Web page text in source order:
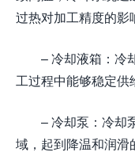
过热对加工精度的影
– 冷却液箱：冷
工过程中能够稳定供
– 冷却泵：冷却
域，起到降温和润滑